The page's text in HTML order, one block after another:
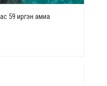
59 иргэн амиа